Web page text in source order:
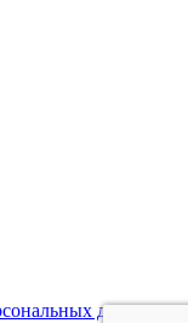
данных